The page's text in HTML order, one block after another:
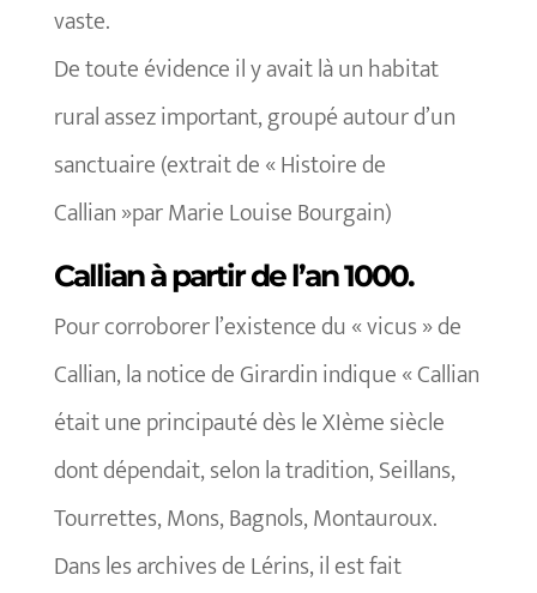
vaste.
De toute évidence il y avait là un habitat
rural assez important, groupé autour d’un
sanctuaire (extrait de « Histoire de
Callian »par Marie Louise Bourgain)
Callian à partir de l’an 1000.
Pour corroborer l’existence du « vicus » de
Callian, la notice de Girardin indique « Callian
était une principauté dès le XIème siècle
dont dépendait, selon la tradition, Seillans,
Tourrettes, Mons, Bagnols, Montauroux.
Dans les archives de Lérins, il est fait